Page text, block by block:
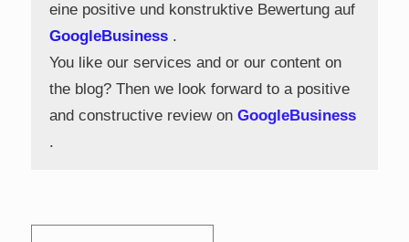
eine positive und konstruktive Bewertung auf
GoogleBusiness .
You like our services and or our content on
the blog? Then we look forward to a positive
and constructive review on GoogleBusiness
.